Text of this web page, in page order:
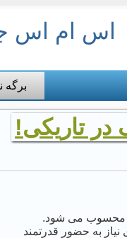
اس ام اس
برگه
تاریکی!
محسوب می شود.
به حضور قدرتمند